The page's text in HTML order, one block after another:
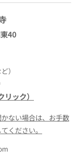
40
）
ック）
ない場合は、お手数
ください。